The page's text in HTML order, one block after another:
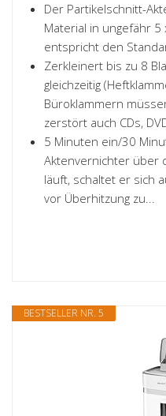
Der Partikelschnitt-
Material in ungefähr 5
entspricht den
Zerkleinert bis zu 8
gleichzeitig
Büroklammern
zerstört auch CDs,
5 Minuten ein/30
Aktenvernichter über
läuft, schaltet er sich
vor Überhitzung zu...
BESTSELLER NR. 5